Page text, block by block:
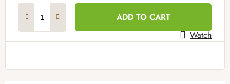
ADD TO CART
Watch